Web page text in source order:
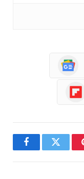
FacebookTwitter